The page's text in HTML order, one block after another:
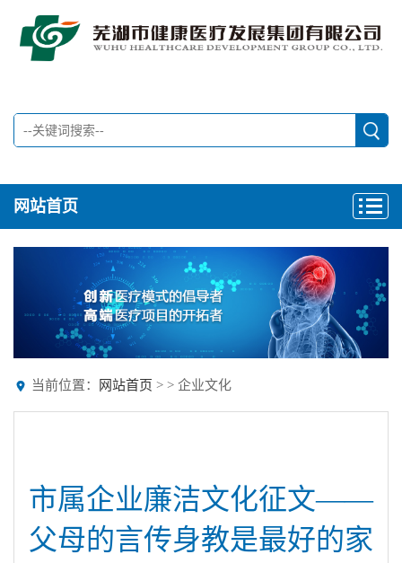
网站首页
当前位置： 网站首页 > > 企业文化
市属企业廉洁文化征文——
父母的言传身教是最好的家